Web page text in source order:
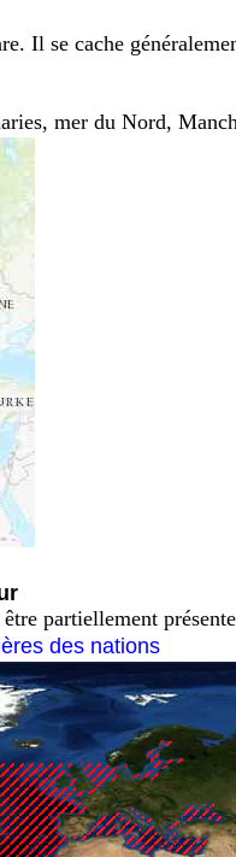
Il se cache
mer du Nord,
partiellement
des nations